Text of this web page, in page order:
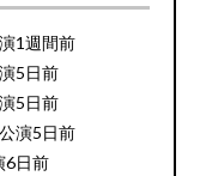
1週間前
5日前
5日前
演5日前
日前